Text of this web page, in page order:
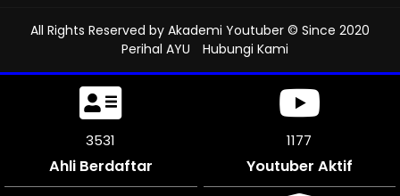
All Rights Reserved by Akademi Youtuber © Since 2020
Perihal AYU
Hubungi Kami
3951
Ahli Berdaftar
1312
Youtuber Aktif